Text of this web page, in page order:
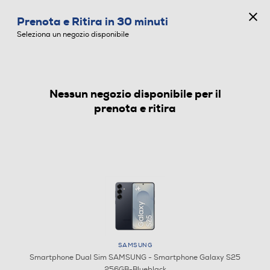
SMARTPHONE DUAL SIM
Prenota e Ritira in 30 minuti
Seleziona un negozio disponibile
Nessun negozio disponibile per il
prenota e ritira
SAMSUNG
Smartphone Dual Sim SAMSUNG - Smartphone Galaxy S25